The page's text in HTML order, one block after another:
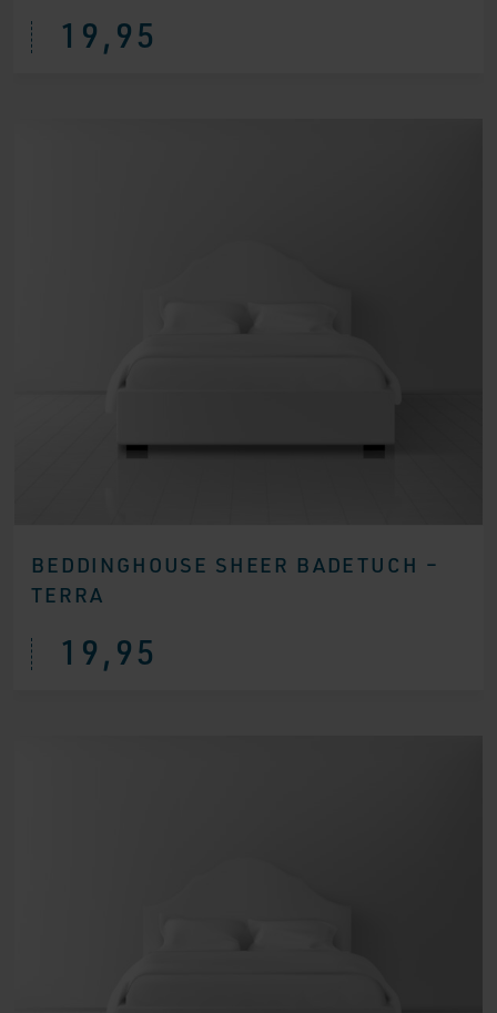
19,95
BEDDINGHOUSE SHEER BADETUCH –
TERRA
19,95